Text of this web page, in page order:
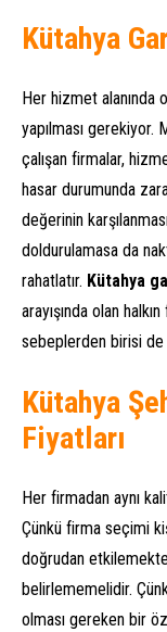
Kütahya
Her hizmet alanında
yapılması
çalışan firmalar,
hasar durumunda
değerinin
doldurulamasa da
rahatlatır. Kütahya
arayışında olan
sebeplerden birisi
Kütahya
Fiyatları
Her firmadan aynı
Çünkü firma seçimi
doğrudan
belirlememelidir.
olması gereken bir